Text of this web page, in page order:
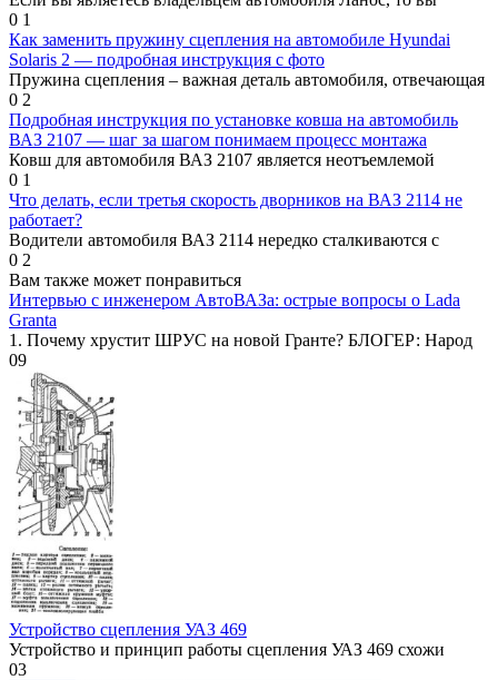
0 1
Как заменить пружину сцепления на автомобиле Hyundai
Solaris 2 — подробная инструкция с фото
Пружина сцепления – важная деталь автомобиля, отвечающая
0 2
Подробная инструкция по установке ковша на автомобиль
ВАЗ 2107 — шаг за шагом понимаем процесс монтажа
Ковш для автомобиля ВАЗ 2107 является неотъемлемой
0 1
Что делать, если третья скорость дворников на ВАЗ 2114 не
работает?
Водители автомобиля ВАЗ 2114 нередко сталкиваются с
0 2
Вам также может понравиться
Интервью с инженером АвтоВАЗа: острые вопросы о Lada
Granta
1. Почему хрустит ШРУС на новой Гранте? БЛОГЕР: Народ
09
Устройство сцепления УАЗ 469
Устройство и принцип работы сцепления УАЗ 469 схожи
03